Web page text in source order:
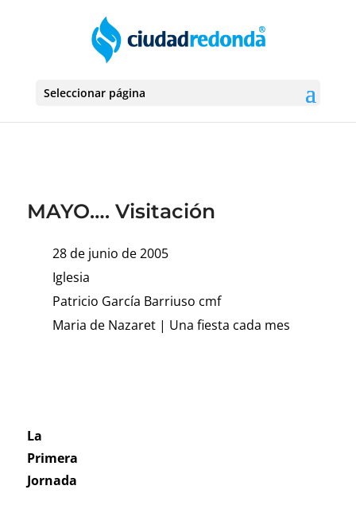
Seleccionar página
MAYO…. Visitación
28 de junio de 2005
Iglesia
Patricio García Barriuso cmf
Maria de Nazaret| Una fiesta cada mes
La
Primera
Jornada